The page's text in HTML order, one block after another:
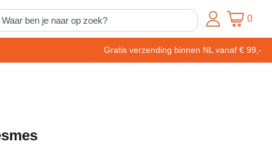
0
Gratis verzending binnen NL vanaf € 99,-